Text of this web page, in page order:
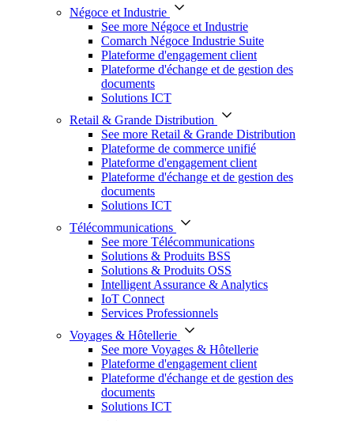
Négoce et Industrie
See more Négoce et Industrie
Comarch Négoce Industrie Suite
Plateforme d'engagement client
Plateforme d'échange et de gestion des
documents
Solutions ICT
Retail & Grande Distribution
See more Retail & Grande Distribution
Plateforme de commerce unifié
Plateforme d'engagement client
Plateforme d'échange et de gestion des
documents
Solutions ICT
Télécommunications
See more Télécommunications
Solutions & Produits BSS
Solutions & Produits OSS
Intelligent Assurance & Analytics
IoT Connect
Services Professionnels
Voyages & Hôtellerie
See more Voyages & Hôtellerie
Plateforme d'engagement client
Plateforme d'échange et de gestion des
documents
Solutions ICT